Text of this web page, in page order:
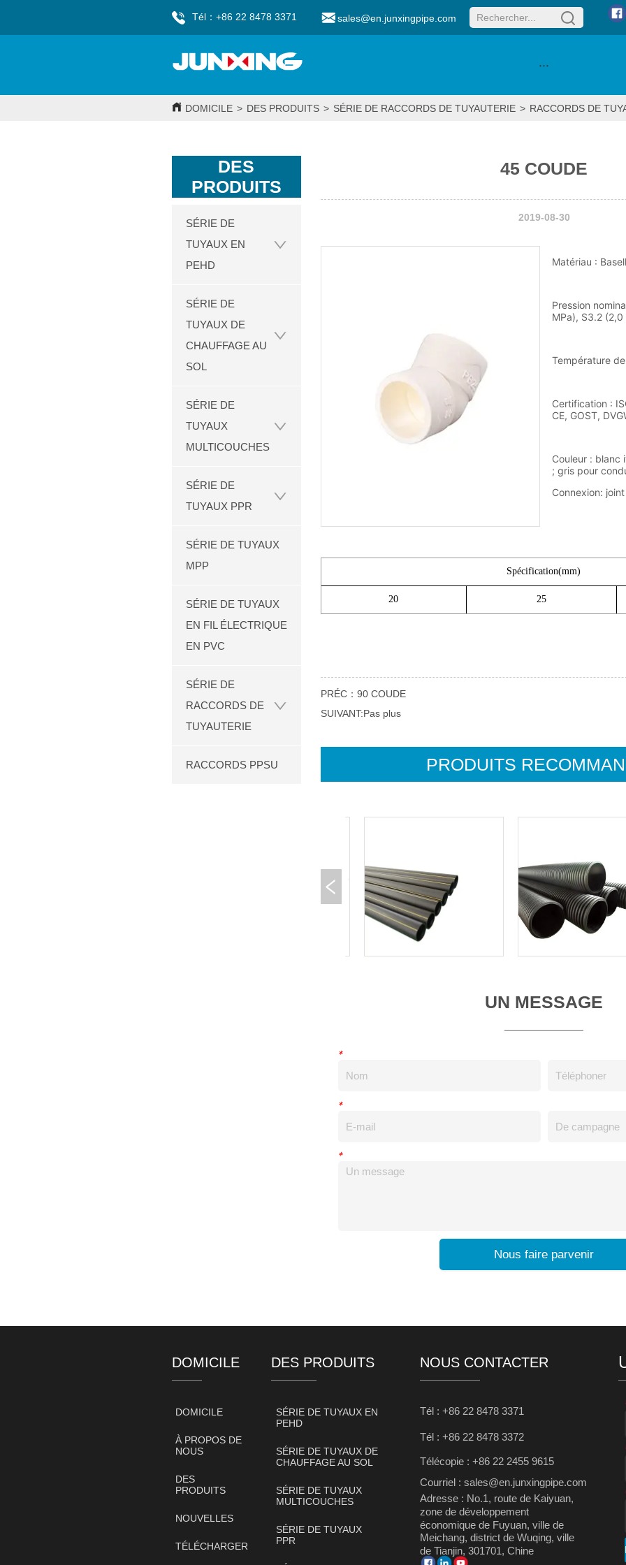
Tél：+86 22 8478 3371 sales@en.junxingpipe.com
···
DOMICILE > DES PRODUITS > SÉRIE DE RACCORDS DE TUYAUTERIE > RACCORDS DE
DES
PRODUITS
SÉRIE DE
TUYAUX EN
PEHD
SÉRIE DE
TUYAUX DE
CHAUFFAGE AU
SOL
SÉRIE DE
TUYAUX
MULTICOUCHES
SÉRIE DE
TUYAUX PPR
SÉRIE DE TUYAUX
MPP
SÉRIE DE TUYAUX
EN FIL ÉLECTRIQUE
EN PVC
SÉRIE DE
RACCORDS DE
TUYAUTERIE
RACCORDS PPSU
45 COUDE
2019-08-30
PRÉC： 90 COUDE
SUIVANT:Pas plus
PRODUITS
UN MESSAGE
*
*
*
Nous faire parvenir
DOMICILE
DOMICILE
À PROPOS DE
NOUS
DES
PRODUITS
NOUVELLES
TÉLÉCHARGER
DES PRODUITS
SÉRIE DE TUYAUX EN
PEHD
SÉRIE DE TUYAUX DE
CHAUFFAGE AU SOL
SÉRIE DE TUYAUX
MULTICOUCHES
SÉRIE DE TUYAUX
PPR
NOUS CONTACTER
Tél : +86 22 8478 3371
Tél : +86 22 8478 3372
Télécopie : +86 22 2455 9615
Courriel : sales@en.junxingpipe.com
Adresse : No.1, route de Kaiyuan,
zone de développement
économique de Fuyuan, ville de
Meichang, district de Wuqing, ville
de Tianjin, 301701, Chine